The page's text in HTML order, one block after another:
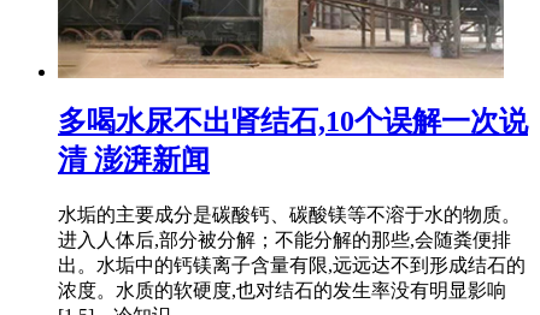
多喝水尿不出肾结石,10个误解一次说
清 澎湃新闻
水垢的主要成分是碳酸钙、碳酸镁等不溶于水的物质。
进入人体后,部分被分解；不能分解的那些,会随粪便排
出。水垢中的钙镁离子含量有限,远远达不到形成结石的
浓度。水质的软硬度,也对结石的发生率没有明显影响